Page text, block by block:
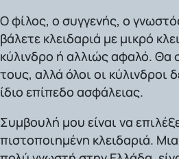
Ο φίλος, ο συγγενής, ο
βάλετε κλειδαριά με μικρό
κύλινδρο ή αλλιώς αφαλό.
τους, αλλά όλοι οι κύλινδροι
ίδιο επίπεδο ασφάλειας.
Συμβουλή μου είναι να
πιστοποιημένη κλειδαριά.